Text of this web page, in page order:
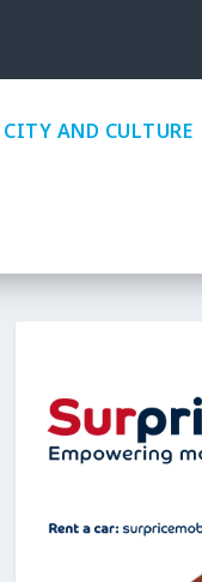
CITY AND CULTURE